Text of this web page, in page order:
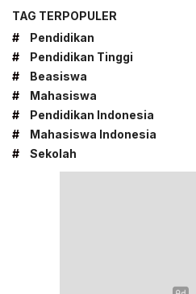
TAG TERPOPULER
#
Pendidikan
#
Pendidikan Tinggi
#
Beasiswa
#
Mahasiswa
#
Pendidikan Indonesia
#
Mahasiswa Indonesia
#
Sekolah